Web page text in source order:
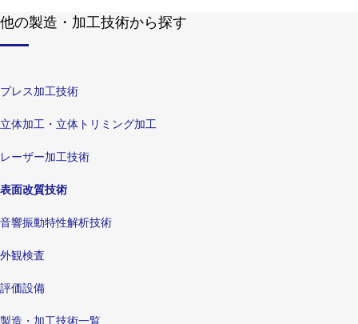
他の製造・加工技術から探す
プレス加工技術
立体加工・立体トリミング加工
レーザー加工技術
表面改質技術
音響振動特性解析技術
外観検査
評価設備
製造・加工技術一覧